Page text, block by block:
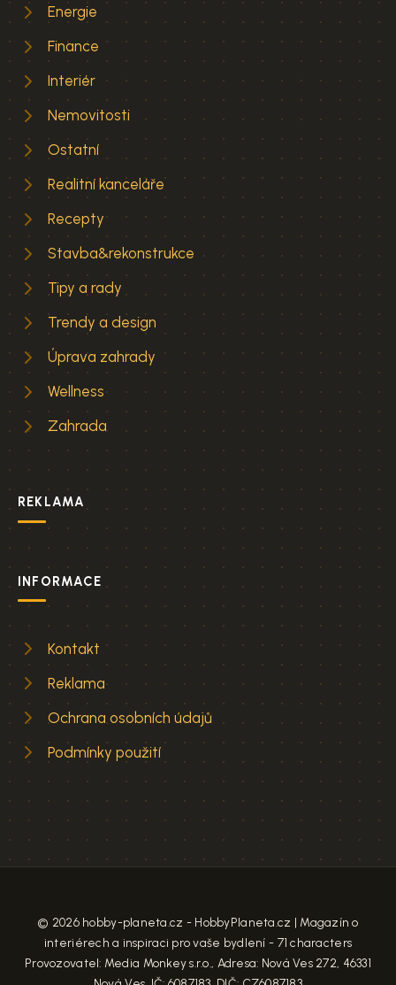
Energie
Finance
Interiér
Nemovitosti
Ostatní
Realitní kanceláře
Recepty
Stavba&rekonstrukce
Tipy a rady
Trendy a design
Úprava zahrady
Wellness
Zahrada
REKLAMA
INFORMACE
Kontakt
Reklama
Ochrana osobních údajů
Podmínky použití
© 2026 hobby-planeta.cz - HobbyPlaneta.cz | Magazín o
interiérech a inspiraci pro vaše bydlení - 71 characters
Provozovatel: Media Monkey s.r.o., Adresa: Nová Ves 272, 46331